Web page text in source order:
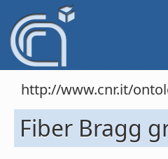
http://www.cnr.it/
Fiber Bragg